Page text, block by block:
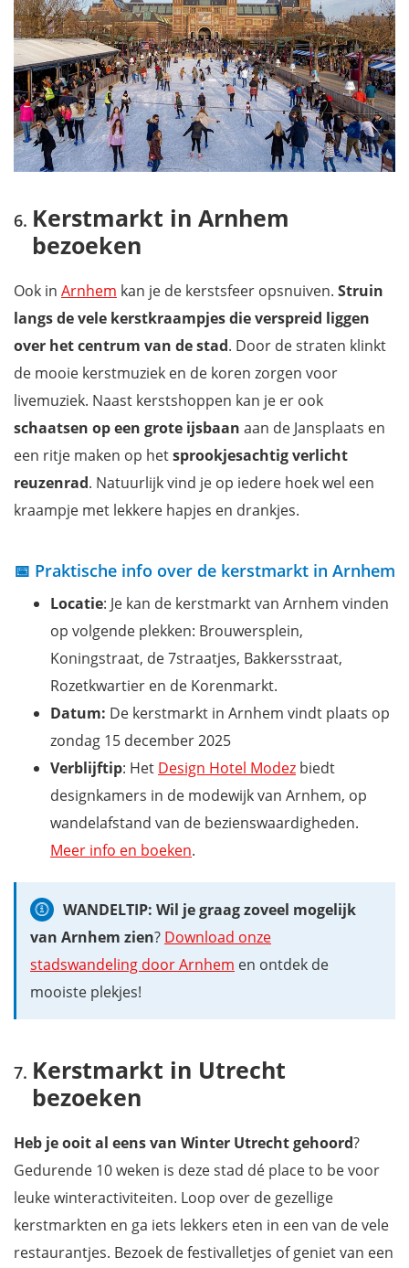
Kerstmarkt in Arnhem
bezoeken
Ook in Arnhem kan je de kerstsfeer opsnuiven. Struin
langs de vele kerstkraampjes die verspreid liggen
over het centrum van de stad. Door de straten klinkt
de mooie kerstmuziek en de koren zorgen voor
livemuziek. Naast kerstshoppen kan je er ook
schaatsen op een grote ijsbaan aan de Jansplaats en
een ritje maken op hetsprookjesachtig verlicht
reuzenrad. Natuurlijk vind je op iedere hoek wel een
kraampje met lekkere hapjes en drankjes.
📅 Praktische info over de kerstmarkt in Arnhem
Locatie: Je kan de kerstmarkt van Arnhem vinden
op volgende plekken: Brouwersplein,
Koningstraat, de 7straatjes, Bakkersstraat,
Rozetkwartier en de Korenmarkt.
Datum: De kerstmarkt in Arnhem vindt plaats op
zondag 15 december 2025
Verblijftip: Het Design Hotel Modez biedt
designkamers in de modewijk van Arnhem, op
wandelafstand van de bezienswaardigheden.
Meer info en boeken.
WANDELTIP: Wil je graag zoveel mogelijk
van Arnhem zien? Download onze
stadswandeling door Arnhem en ontdek de
mooiste plekjes!
Kerstmarkt in Utrecht
bezoeken
Heb je ooit al eens van Winter Utrecht gehoord?
Gedurende 10 weken is deze stad dé place to be voor
leuke winteractiviteiten. Loop over de gezellige
kerstmarkten en ga iets lekkers eten in een van de vele
restaurantjes. Bezoek de festivalletjes of geniet van een